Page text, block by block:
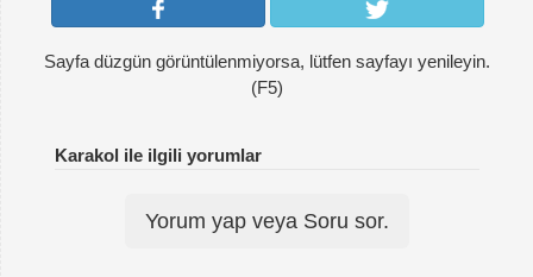
Sayfa düzgün görüntülenmiyorsa, lütfen sayfayı yenileyin.
(F5)
Karakol ile ilgili yorumlar
Yorum yap veya Soru sor.